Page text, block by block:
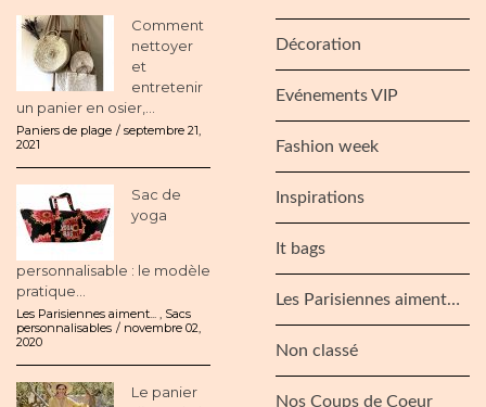
Comment
nettoyer
et
entretenir
un panier en osier,...
Paniers de plage
septembre 21,
2021
Sac de
yoga
personnalisable : le modèle
pratique...
Les Parisiennes aiment...
Sacs
personnalisables
novembre 02,
2020
Le panier
Décoration
Evénements VIP
Fashion week
Inspirations
It bags
Les Parisiennes aiment…
Non classé
Nos Coups de Coeur